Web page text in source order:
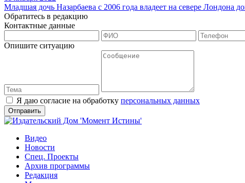
Младшая дочь Назарбаева с 2006 года владеет на севере Лондона
Обратитесь в редакцию
Контактные данные
Опишите ситуацию
Я даю согласие на обработку персональных данных
Видео
Новости
Спец. Проекты
Архив программы
Редакция